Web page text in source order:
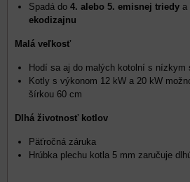
Spadá do 4. alebo 5. emisnej triedy a
ekodizajnu
Malá veľkosť
Hodí sa aj do malých kotolní s nízkym
Kotly s výkonom 12 kW a 20 kW
šírkou 60 cm
Dlhá životnosť kotlov
Päťročná záruka
Hrúbka plechu kotla 5 mm zaručuje